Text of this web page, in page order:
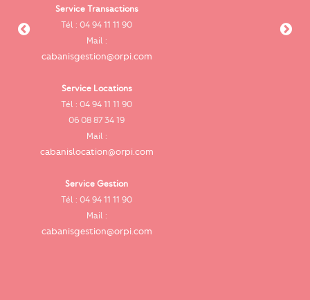
Service Transactions
Tél : 04 94 11 11 90
Mail :
cabanisgestion@orpi.com
Service Locations
Tél : 04 94 11 11 90
06 08 87 34 19
Mail :
cabanislocation@orpi.com
Service Gestion
Tél : 04 94 11 11 90
Mail :
cabanisgestion@orpi.com